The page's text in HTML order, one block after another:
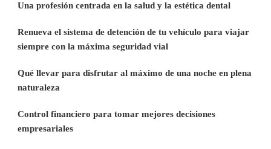
Una profesión centrada en la salud y la estética dental
Renueva el sistema de detención de tu vehículo para viajar
siempre con la máxima seguridad vial
Qué llevar para disfrutar al máximo de una noche en plena
naturaleza
Control financiero para tomar mejores decisiones
empresariales